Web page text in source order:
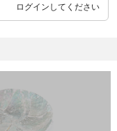
ログイン してください